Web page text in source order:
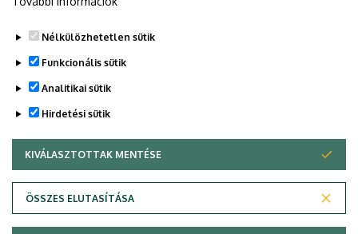
dékán
Legutóbbi frissítés: 2023. 10. 16. 14:39
Adatvédelem
Nélkülözhetetlen sütik
Funkcionális sütik
Analitikai sütik
Hirdetési sütik
KIVÁLASZTOTTAK MENTÉSE
ÖSSZES ELUTASÍTÁSA
WITHDRAW CONSENT